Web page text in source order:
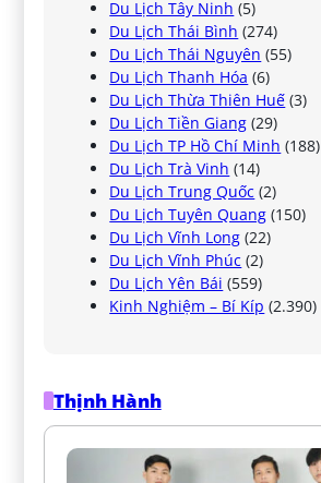
Du Lịch Tây Ninh (5)
Du Lịch Thái Bình (274)
Du Lịch Thái Nguyên (55)
Du Lịch Thanh Hóa (6)
Du Lịch Thừa Thiên Huế (3)
Du Lịch Tiền Giang (29)
Du Lịch TP Hồ Chí Minh (188)
Du Lịch Trà Vinh (14)
Du Lịch Trung Quốc (2)
Du Lịch Tuyên Quang (150)
Du Lịch Vĩnh Long (22)
Du Lịch Vĩnh Phúc (2)
Du Lịch Yên Bái (559)
Kinh Nghiệm – Bí Kíp (2.390)
Thịnh Hành